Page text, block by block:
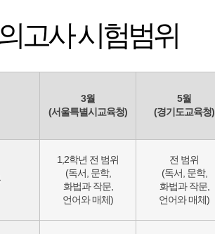
고사 시험범위
3월
(서울특별시교육청)
5월
(경기도교육청)
1,2학년 전 범위
(독서, 문학,
화법과 작문,
언어와 매체)
전 범위
(독서, 문학,
화법과 작문,
언어와 매체)